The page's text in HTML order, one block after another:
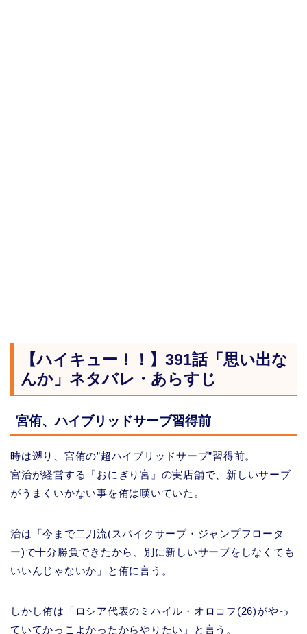
【ハイキュー！！】391話「思い出な
んか」ネタバレ・あらすじ
宮侑、ハイブリッドサーブ習得前
時は遡り、宮侑の”超ハイブリッドサーブ”習得前。
宮治が経営する『おにぎり宮』の実店舗で、新しいサーブ
がうまくいかない事を侑は嘆いていた。
治は「今まで二刀流(スパイクサーブ・ジャンプフロータ
ー)で十分勝負できたから、別に新しいサーブをしなくても
いいんじゃないか」と侑に言う。
しかし侑は「ロシア代表のミハイル・オロコフ(26)がやっ
ていてかっこよかったからやりたい」と言う。